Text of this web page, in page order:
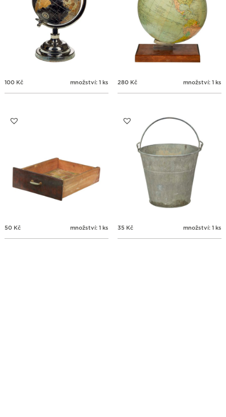
100 Kč množství: 1 ks 280 Kč množství: 1 ks
50 Kč množství: 1 ks 35 Kč množství: 1 ks